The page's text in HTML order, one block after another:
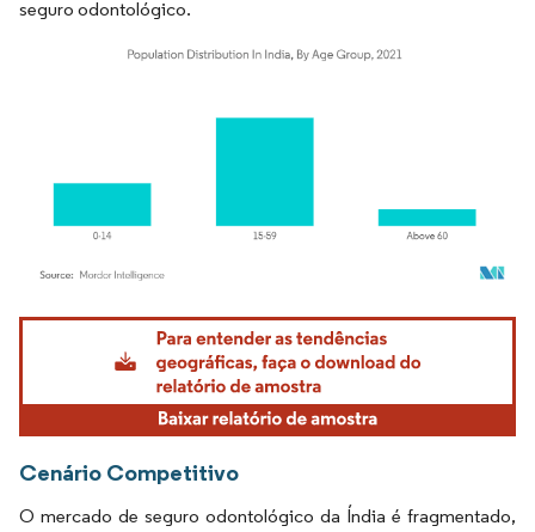
seguro odontológico.
Imagem © Mordor Intelligence. O reuso requer atribuição conforme CC BY 4.0.
Cenário Competitivo
O mercado de seguro odontológico da Índia é fragmentado,